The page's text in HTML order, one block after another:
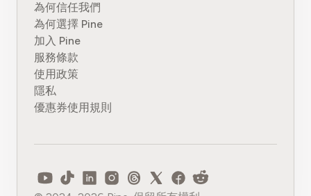
為何信任我們
為何選擇 Pine
加入 Pine
服務條款
使用政策
隱私
優惠券使用規則